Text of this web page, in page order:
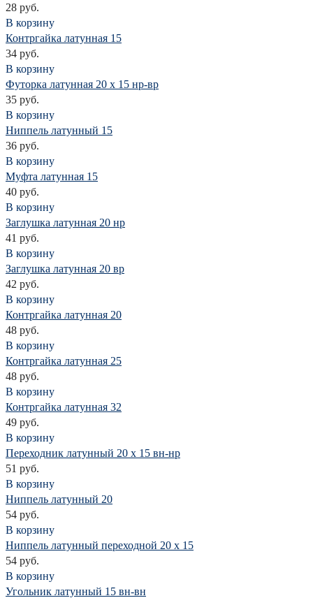
28 руб.
В корзину
Контргайка латунная 15
34 руб.
В корзину
Футорка латунная 20 х 15 нр-вр
35 руб.
В корзину
Ниппель латунный 15
36 руб.
В корзину
Муфта латунная 15
40 руб.
В корзину
Заглушка латунная 20 нр
41 руб.
В корзину
Заглушка латунная 20 вр
42 руб.
В корзину
Контргайка латунная 20
48 руб.
В корзину
Контргайка латунная 25
48 руб.
В корзину
Контргайка латунная 32
49 руб.
В корзину
Переходник латунный 20 х 15 вн-нр
51 руб.
В корзину
Ниппель латунный 20
54 руб.
В корзину
Ниппель латунный переходной 20 х 15
54 руб.
В корзину
Угольник латунный 15 вн-вн